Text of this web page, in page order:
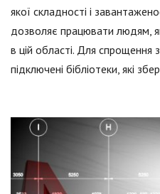
якої складності і
дозволяє працювати людям,
в цій області. Для спрощення
підключені бібліотеки, які